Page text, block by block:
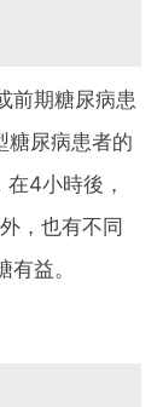
前期糖尿病患
糖尿病患者的
4小時後，
，也有不同
益。